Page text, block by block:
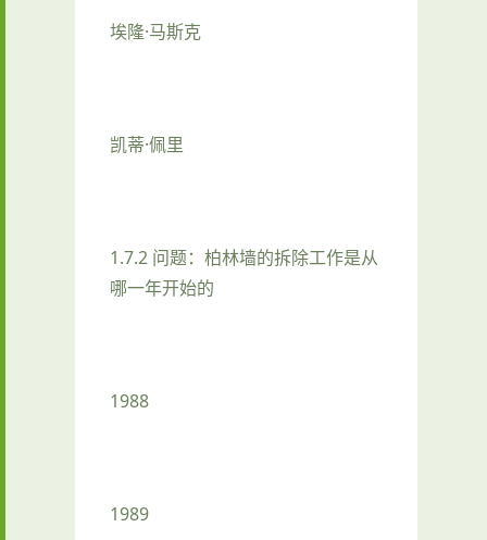
埃隆·马斯克
凯蒂·佩里
1.7.2 问题：柏林墙的拆除工作是从
哪一年开始的
1988
1989